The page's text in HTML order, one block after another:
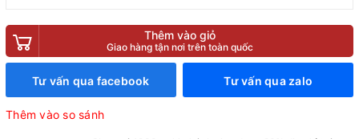
Thêm vào giỏ
Giao hàng tận nơi trên toàn quốc
Tư vấn qua facebook Tư vấn qua zalo
Thêm vào so sánh